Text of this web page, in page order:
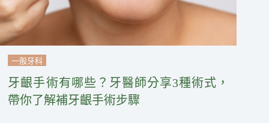
一般牙科
牙齦手術有哪些？牙醫師分享3種術式，
帶你了解補牙齦手術步驟